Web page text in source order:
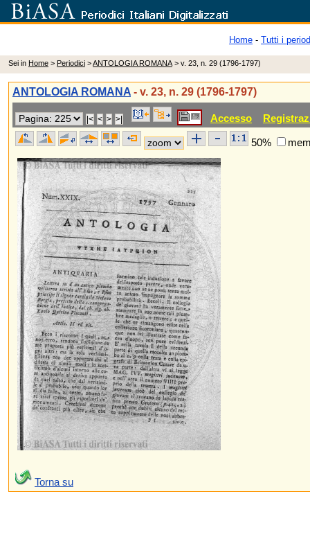
Home - Tutti i
Sei in Home > Periodici >ANTOLOGIA ROMANA > v. 23, n. 29 (1796-1797)
ANTOLOGIA ROMANA - v. 23, n. 29 (1796-1797)
Accesso
50%
Torna su